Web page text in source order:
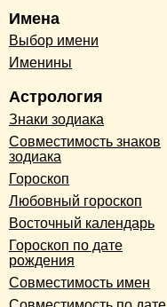
Имена
Выбор имени
Именины
Астрология
Знаки зодиака
Совместимость знаков
зодиака
Гороскоп
Любовный гороскоп
Восточный календарь
Гороскоп по дате
рождения
Совместимость имен